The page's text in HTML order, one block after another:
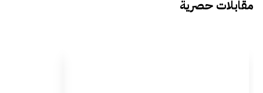
مقابلات حصرية